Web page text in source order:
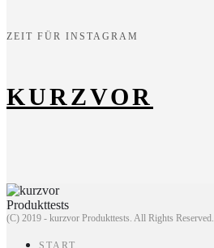
ZEIT FÜR INSTAGRAM
KURZVOR
(C) 2019 - kurzvor Produkttests. All Rights Reserved.